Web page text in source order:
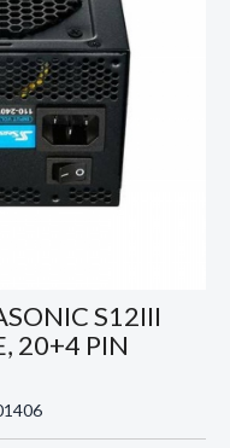
S12III
20+4 PIN